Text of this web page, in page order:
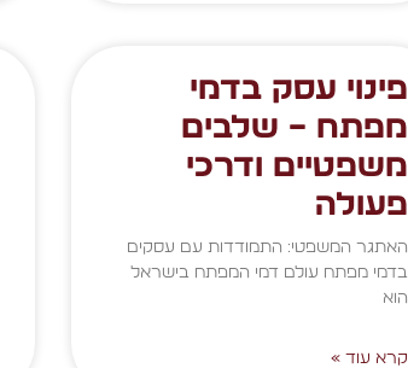
פינוי עסק בדמי
מפתח – שלבים
משפטיים ודרכי
פעולה
האתגר המשפטי: התמודדות עם עסקים
בדמי מפתח עולם דמי המפתח בישראל
הוא
קרא עוד »